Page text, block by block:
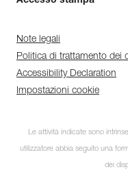
Note legali
Politica di trattamento dei
Accessibility Declaration
Impostazioni cookie
Le attività indicate sono
utilizzatore abbia seguito una
dei